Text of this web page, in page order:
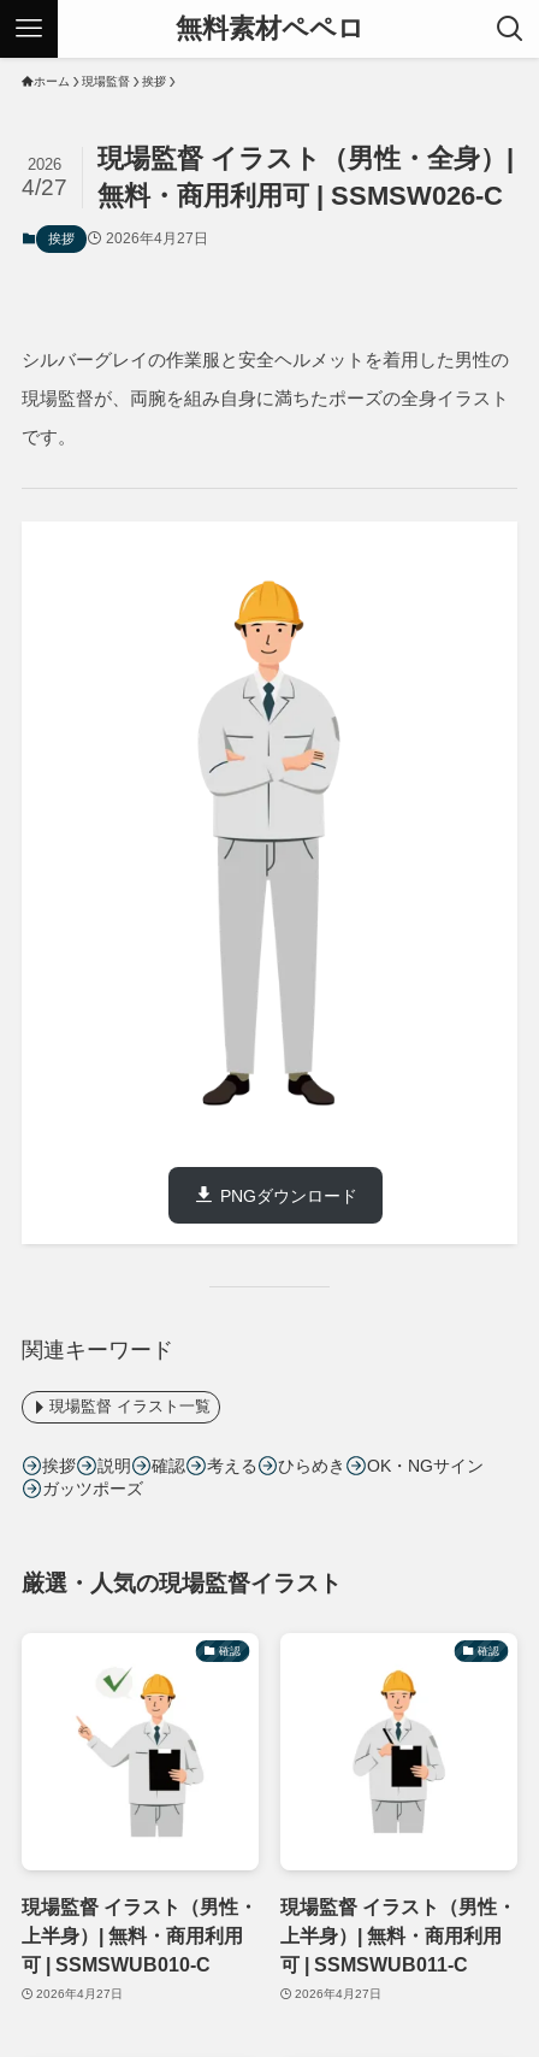
無料素材ペペロ
ホーム 現場監督 挨拶
現場監督 イラスト（男性・全身）|
無料・商用利用可 | SSMSW026-C
2026
4/27
挨拶 2026年4月27日
シルバーグレイの作業服と安全ヘルメットを着用した男性の
現場監督が、両腕を組み自身に満ちたポーズの全身イラスト
です。
PNGダウンロード
関連キーワード
現場監督 イラスト一覧
挨拶 説明 確認 考える ひらめき
OK・NGサイン
ガッツポーズ
厳選・人気の現場監督イラスト
確認
現場監督 イラスト（男性・
上半身）| 無料・商用利用
可 | SSMSWUB010-C
2026年4月27日
確認
現場監督 イラスト（男性・
上半身）| 無料・商用利用
可 | SSMSWUB011-C
2026年4月27日